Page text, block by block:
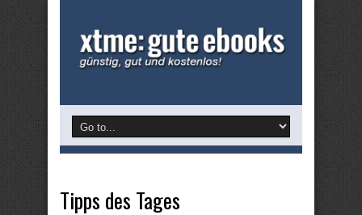
Tipps des Tages